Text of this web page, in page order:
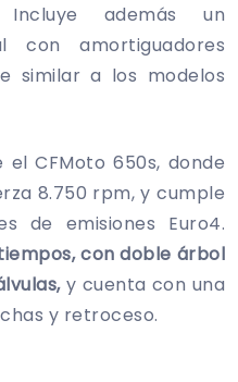
Incluye además un
con amortiguadores
similar a los modelos
CFMoto 650s, donde
8.750 rpm, y cumple
de emisiones Euro4.
con doble árbol
y cuenta con una
y retroceso.